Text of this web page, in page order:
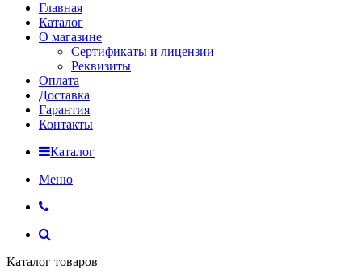
Главная
Каталог
О магазине
Сертификаты и лицензии
Реквизиты
Оплата
Доставка
Гарантия
Контакты
Каталог
Меню
Каталог товаров